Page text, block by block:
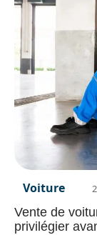
Voiture
Vente de
privilégier